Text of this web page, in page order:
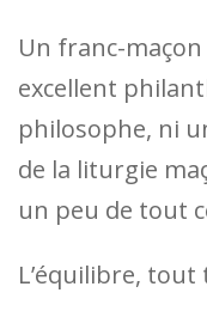
Un franc-
excellent
philosophe, ni
de la liturgie
un peu de tout
L’équilibre, tout